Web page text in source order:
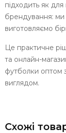
підходить як
брендування: ми
виготовляємо
Це практичне
та онлайн-
футболки оптом
виглядом.
Схожі